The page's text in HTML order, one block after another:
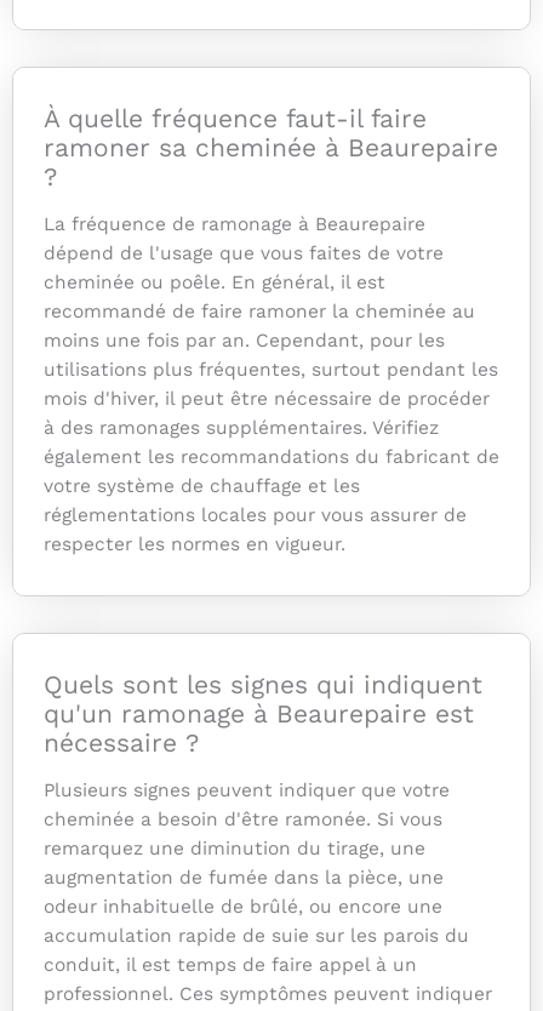
À quelle fréquence faut-il faire
ramoner sa cheminée à Beaurepaire
?
La fréquence de ramonage à Beaurepaire
dépend de l'usage que vous faites de votre
cheminée ou poêle. En général, il est
recommandé de faire ramoner la cheminée au
moins une fois par an. Cependant, pour les
utilisations plus fréquentes, surtout pendant les
mois d'hiver, il peut être nécessaire de procéder
à des ramonages supplémentaires. Vérifiez
également les recommandations du fabricant de
votre système de chauffage et les
réglementations locales pour vous assurer de
respecter les normes en vigueur.
Quels sont les signes qui indiquent
qu'un ramonage à Beaurepaire est
nécessaire ?
Plusieurs signes peuvent indiquer que votre
cheminée a besoin d'être ramonée. Si vous
remarquez une diminution du tirage, une
augmentation de fumée dans la pièce, une
odeur inhabituelle de brûlé, ou encore une
accumulation rapide de suie sur les parois du
conduit, il est temps de faire appel à un
professionnel. Ces symptômes peuvent indiquer